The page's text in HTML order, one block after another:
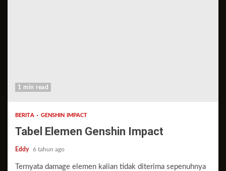
1 min read
BERITA GENSHIN IMPACT
Tabel Elemen Genshin Impact
Eddy 6 tahun ago
Ternyata damage elemen kalian tidak diterima sepenuhnya